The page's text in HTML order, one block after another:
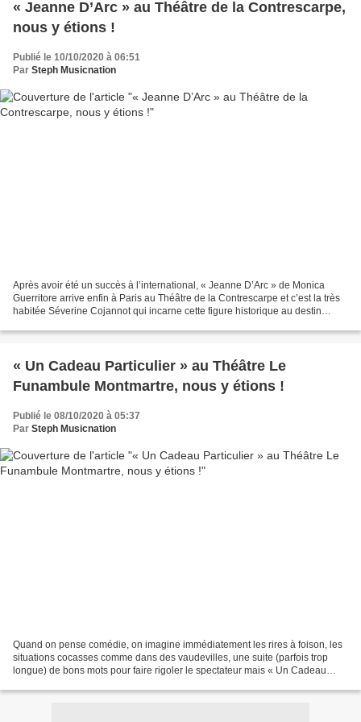
« Jeanne D’Arc » au Théâtre de la Contrescarpe,
nous y étions !
Publié le 10/10/2020 à 06:51
Par Steph Musicnation
Après avoir été un succès à l’international, « Jeanne D’Arc » de Monica
Guerritore arrive enfin à Paris au Théâtre de la Contrescarpe et c’est la très
habitée Séverine Cojannot qui incarne cette figure historique au destin
« Un Cadeau Particulier » au Théâtre Le
Funambule Montmartre, nous y étions !
Publié le 08/10/2020 à 05:37
Par Steph Musicnation
Quand on pense comédie, on imagine immédiatement les rires à foison, les
situations cocasses comme dans des vaudevilles, une suite (parfois trop
longue) de bons mots pour faire rigoler le spectateur mais « Un Cadeau